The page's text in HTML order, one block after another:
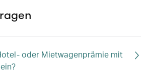
oder Mietwagenprämie mit